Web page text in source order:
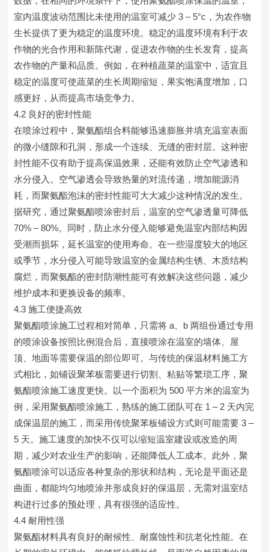
室内温度波动范围比未使用的温室可减少 3 – 5°c，为农作物
生长提供了更为稳定的温度环境。稳定的温度环境有利于农
作物的光合作用和新陈代谢，促进农作物的生长发育，提高
农作物的产量和品质。例如，在种植蔬菜的温室中，适宜且
稳定的温度可使蔬菜的生长周期缩短，果实饱满度增加，口
感更好，从而提高市场竞争力。
4.2 良好的密封性能
在喷涂过程中，聚氨酯组合料能够迅速膨胀并填充温室表面
的微小缝隙和孔洞，形成一个连续、无缝的密封层。这种密
封性能不仅有助于提高保温效果，还能有效防止空气渗透和
水分侵入。空气渗透会导致热量的对流传递，增加能源消
耗，而聚氨酯泡沫的密封性能可大大减少这种情况的发生。
据研究，通过聚氨酯喷涂密封后，温室的空气渗透量可降低
70% – 80%。同时，防止水分侵入能够避免温室内部结构因
受潮而损坏，延长温室的使用寿命。在一些湿度较大的地区
或季节，水分侵入可能导致温室的金属结构生锈、木质结构
腐烂，而聚氨酯的密封防潮性能可有效解决这些问题，减少
维护成本和更换设备的频率。
4.3 施工便捷高效
聚氨酯喷涂施工过程相对简单，只需将 a、b 两组份通过专用
的喷涂设备按照比例混合后，直接喷涂在温室的墙体、屋
顶、地面等需要保温的部位即可。与传统的保温材料施工方
式相比，如铺设聚苯板需要进行切割、粘贴等繁琐工序，聚
氨酯喷涂施工速度更快。以一个面积为 500 平方米的温室为
例，采用聚氨酯喷涂施工，熟练的施工团队可在 1 – 2 天内完
成保温层的施工，而采用传统聚苯板铺设方式则可能需要 3 –
5 天。施工速度的加快不仅可以缩短温室建设或改造的周
期，减少对农业生产的影响，还能降低人工成本。此外，聚
氨酯喷涂可以适应各种复杂的形状和结构，无论是平面还是
曲面，都能均匀地喷涂并形成良好的保温层，无需对温室结
构进行过多的预处理，具有很强的适应性。
4.4 耐用性强
聚氨酯材料具有良好的耐候性、耐腐蚀性和抗老化性能。在